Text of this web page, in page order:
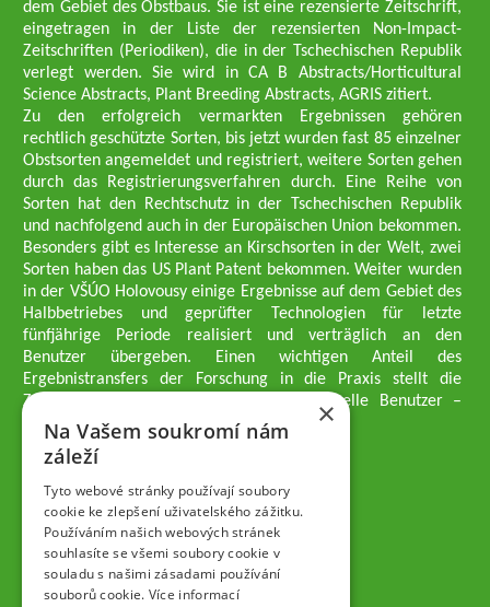
dem Gebiet des Obstbaus. Sie ist eine rezensierte Zeitschrift,
eingetragen in der Liste der rezensierten Non-Impact-
Zeitschriften (Periodiken), die in der Tschechischen Republik
verlegt werden. Sie wird in CA B Abstracts/Horticultural
Science Abstracts, Plant Breeding Abstracts, AGRIS zitiert.
Zu den erfolgreich vermarkten Ergebnissen gehören
rechtlich geschützte Sorten, bis jetzt wurden fast 85 einzelner
Obstsorten angemeldet und registriert, weitere Sorten gehen
durch das Registrierungsverfahren durch. Eine Reihe von
Sorten hat den Rechtschutz in der Tschechischen Republik
und nachfolgend auch in der Europäischen Union bekommen.
Besonders gibt es Interesse an Kirschsorten in der Welt, zwei
Sorten haben das US Plant Patent bekommen. Weiter wurden
in der VŠÚO Holovousy einige Ergebnisse auf dem Gebiet des
Halbbetriebes und geprüfter Technologien für letzte
fünfjährige Periode realisiert und verträglich an den
Benutzer übergeben. Einen wichtigen Anteil des
Ergebnistransfers der Forschung in die Praxis stellt die
Züchtungsmethodik dar, die an professionelle Benutzer –
professionelle Obstzüchter übergeben wird.
Geschäftsführer der Gesellschaft
Dipl.-Ing. Tomáš Zmeškal
Dipl.-Ing. Jaroslav Vácha
Gesellschafter
Dipl.-Ing. Jan Blažek, CS c.
Dipl.-Ing. Josef Kosina, CS c.
Dipl.-Ing. Václav Ludvík
×
Na Vašem soukromí nám
záleží
Tyto webové stránky používají soubory
cookie ke zlepšení uživatelského zážitku.
Používáním našich webových stránek
souhlasíte se všemi soubory cookie v
souladu s našimi zásadami používání
souborů cookie. Více informací